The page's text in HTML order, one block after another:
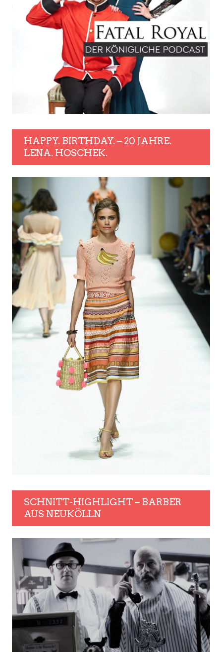
HAPPY. BIRTHDAY. – 20 JAHRE.
LENA. HOSCHEK.
SCHNITT-HIGHLIGHT – BARBER
AUS NEUKÖLLN